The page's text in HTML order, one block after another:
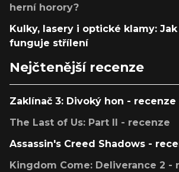
herní horory?
Kulky, lasery i optické klamy:
funguje střílení
Nejčtenější recenze
Zaklínač 3: Divoký hon - recenze
The Last of Us: Part II - recenze
Assassin's Creed Shadows -
Kingdom Come: Deliverance 2 -